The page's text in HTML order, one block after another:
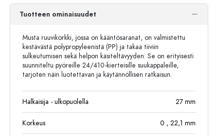
Tuotteen ominaisuudet
Musta ruuvikorkki, jossa on kääntösaranat, on valmistettu
kestävästä polypropyleenistä (PP) ja takaa tiiviin
sulkeutumisen sekä helpon käsiteltävyyden. Se on erityisesti
suunniteltu pyöreille 24/410-kierteisille suukappaleille,
tarjoten näin luotettavan ja käytännöllisen ratkaisun.
Halkaisija - ulkopuolella 27 mm
Korkeus 0 , 22,1 mm